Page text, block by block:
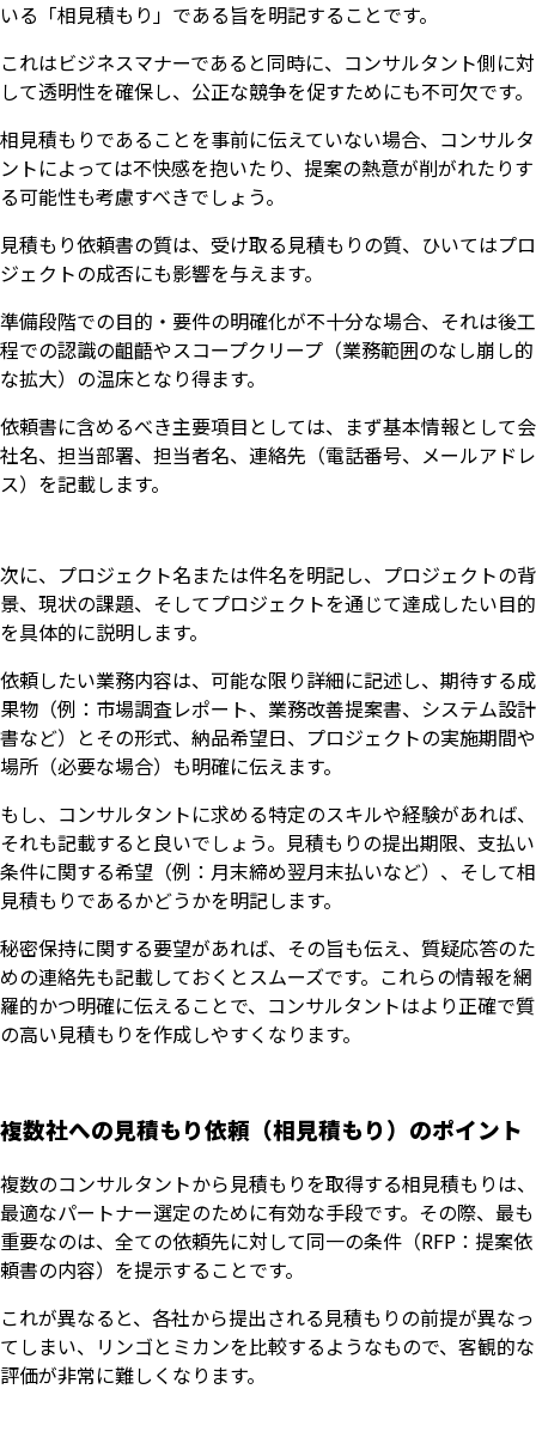
いる「相見積もり」である旨を明記することです。
これはビジネスマナーであると同時に、コンサルタント側に対
して透明性を確保し、公正な競争を促すためにも不可欠です。
相見積もりであることを事前に伝えていない場合、コンサルタ
ントによっては不快感を抱いたり、提案の熱意が削がれたりす
る可能性も考慮すべきでしょう。
見積もり依頼書の質は、受け取る見積もりの質、ひいてはプロ
ジェクトの成否にも影響を与えます。
準備段階での目的・要件の明確化が不十分な場合、それは後工
程での認識の齟齬やスコープクリープ（業務範囲のなし崩し的
な拡大）の温床となり得ます。
依頼書に含めるべき主要項目としては、まず基本情報として会
社名、担当部署、担当者名、連絡先（電話番号、メールアドレ
ス）を記載します。
次に、プロジェクト名または件名を明記し、プロジェクトの背
景、現状の課題、そしてプロジェクトを通じて達成したい目的
を具体的に説明します。
依頼したい業務内容は、可能な限り詳細に記述し、期待する成
果物（例：市場調査レポート、業務改善提案書、システム設計
書など）とその形式、納品希望日、プロジェクトの実施期間や
場所（必要な場合）も明確に伝えます。
もし、コンサルタントに求める特定のスキルや経験があれば、
それも記載すると良いでしょう。見積もりの提出期限、支払い
条件に関する希望（例：月末締め翌月末払いなど）、そして相
見積もりであるかどうかを明記します。
秘密保持に関する要望があれば、その旨も伝え、質疑応答のた
めの連絡先も記載しておくとスムーズです。これらの情報を網
羅的かつ明確に伝えることで、コンサルタントはより正確で質
の高い見積もりを作成しやすくなります。
複数社への見積もり依頼（相見積もり）のポイント
複数のコンサルタントから見積もりを取得する相見積もりは、
最適なパートナー選定のために有効な手段です。その際、最も
重要なのは、全ての依頼先に対して同一の条件（RFP：提案依
頼書の内容）を提示することです。
これが異なると、各社から提出される見積もりの前提が異なっ
てしまい、リンゴとミカンを比較するようなもので、客観的な
評価が非常に難しくなります。